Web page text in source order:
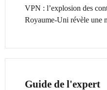
VPN : l’explosion des
Royaume-Uni révèle une
Guide de l'expert